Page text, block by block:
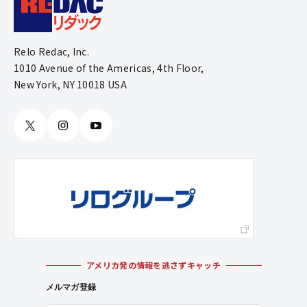
Relo Redac, Inc.
1010 Avenue of the Americas, 4th Floor,
New York, NY 10018 USA
アメリカ発の情報を逃さずキャッチ
メルマガ登録